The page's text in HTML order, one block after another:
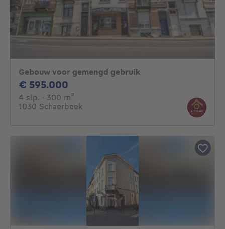
Gebouw voor gemengd gebruik
€ 595.000
4 slp. 4 slaapkamers
· 300 m²
1030 Schaerbeek